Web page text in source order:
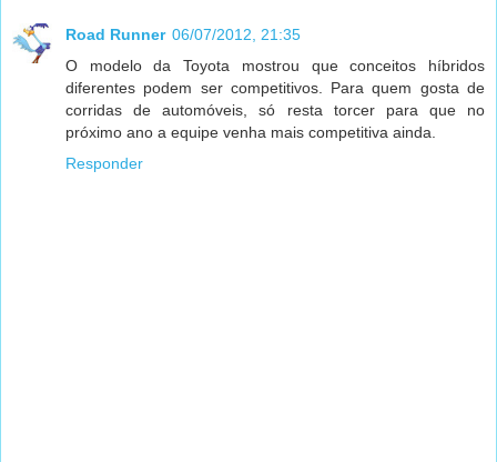
Road Runner 06/07/2012, 21:35
O modelo da Toyota mostrou que conceitos híbridos
diferentes podem ser competitivos. Para quem gosta de
corridas de automóveis, só resta torcer para que no
próximo ano a equipe venha mais competitiva ainda.
Responder